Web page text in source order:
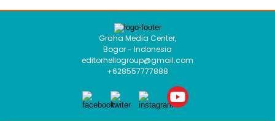
Graha Media Center,
Bogor - Indonesia
editorhellogroup@gmail.com
+628557777888